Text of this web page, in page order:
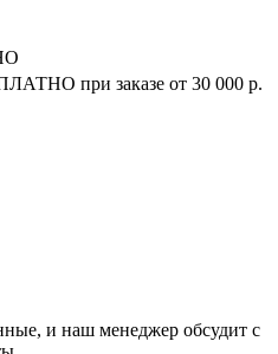
при заказе от 30 000 р.
и наш менеджер обсудит с